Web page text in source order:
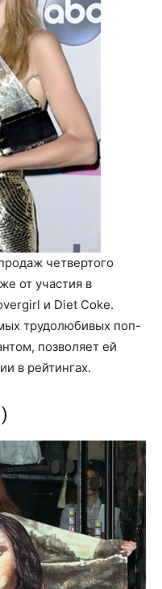
четвертого
от участия в
и Diet Coke.
трудолюбивых поп-
позволяет ей
в рейтингах.